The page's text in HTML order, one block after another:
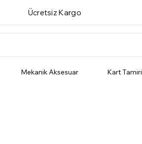
Ücretsiz Kargo
Mekanik Aksesuar Kart Tamiri